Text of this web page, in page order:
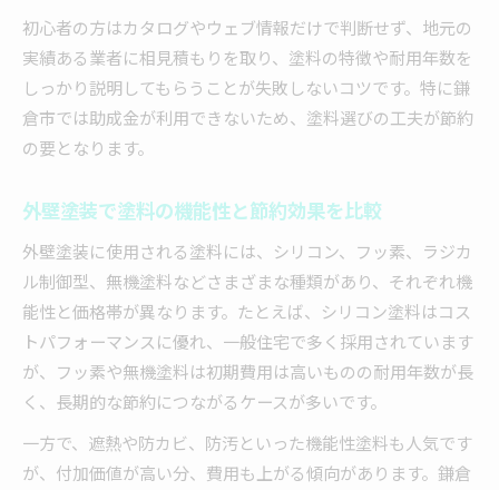
初心者の方はカタログやウェブ情報だけで判断せず、地元の
実績ある業者に相見積もりを取り、塗料の特徴や耐用年数を
しっかり説明してもらうことが失敗しないコツです。特に鎌
倉市では助成金が利用できないため、塗料選びの工夫が節約
の要となります。
外壁塗装で塗料の機能性と節約効果を比較
外壁塗装に使用される塗料には、シリコン、フッ素、ラジカ
ル制御型、無機塗料などさまざまな種類があり、それぞれ機
能性と価格帯が異なります。たとえば、シリコン塗料はコス
トパフォーマンスに優れ、一般住宅で多く採用されています
が、フッ素や無機塗料は初期費用は高いものの耐用年数が長
く、長期的な節約につながるケースが多いです。
一方で、遮熱や防カビ、防汚といった機能性塗料も人気です
が、付加価値が高い分、費用も上がる傾向があります。鎌倉